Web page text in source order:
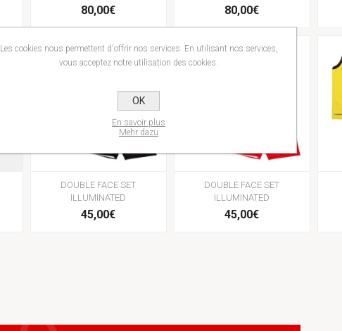
80,00€ 80,00€
DOUBLE FACE SET
ILLUMINATED
45,00€
DOUBLE FACE SET
ILLUMINATED
45,00€
Les cookies nous permettent d'offrir nos services. En utilisant nos services,
vous acceptez notre utilisation des cookies.
OK
En savoir plus
Mehr dazu